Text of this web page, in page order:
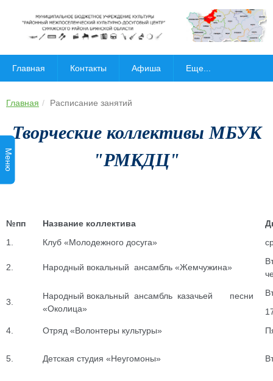
Главная Контакты Афиша Еще...
Меню
Главная Расписание занятий
Творческие коллективы МБУК
"РМКДЦ"
№пп Название коллектива
1.
Клуб «Молодежного досуга»
2. Народный вокальный ансамбль «Жемчужина»
3.
Народный вокальный ансамбль казачьей песни
«Околица»
4.
Отряд «Волонтеры культуры»
5. Детская студия «Неугомоны»